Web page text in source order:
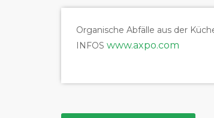
Organ­is­che Abfälle aus der
INFOS www.axpo.com